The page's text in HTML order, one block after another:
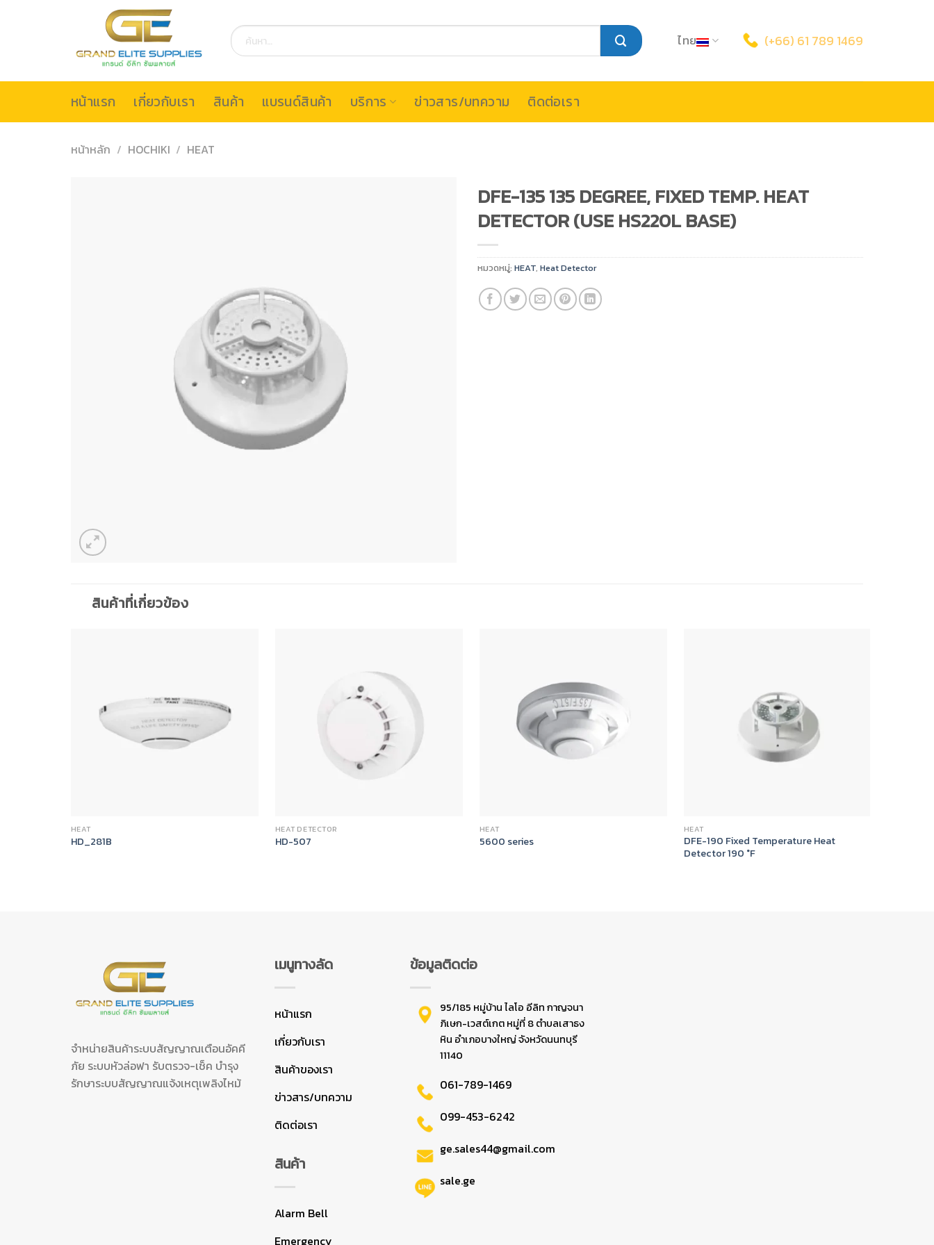
ค้นหา:
ไทย (+66) 61 789 1469
หน้าแรก เกี่ยวกับเรา สินค้า แบรนด์สินค้า บริการ ข่าวสาร/บทความ ติดต่อเรา
หน้าหลัก / HOCHIKI / HEAT
DFE-135 135 DEGREE, FIXED TEMP. HEAT
DETECTOR (USE HS220L BASE)
หมวดหมู่: HEAT, Heat Detector
สินค้าที่เกี่ยวข้อง
HEAT
HD_281B
HEAT DETECTOR
HD-507
HEAT
5600 series
HEAT
DFE-190 Fixed Temperature Heat
Detector 190 °F
จำหน่ายสินค้าระบบสัญญาณเตือนอัคคี
ภัย ระบบหัวล่อฟา รับตรวจ-เช็ค บำรุง
รักษาระบบสัญญาณแจ้งเหตุเพลิงไหม้
เมนูทางลัด
หน้าแรก
เกี่ยวกับเรา
สินค้าของเรา
ข่าวสาร/บทความ
ติดต่อเรา
สินค้า
Alarm Bell
Emergency
ข้อมูลติดต่อ
95/185 หมู่บ้าน ไลโอ อีลิท กาญจนา
ภิเษก-เวสต์เกต หมู่ที่ 8 ตำบลเสาธง
หิน อำเภอบางใหญ่ จังหวัดนนทบุรี
11140
061-789-1469
099-453-6242
ge.sales44@gmail.com
sale.ge